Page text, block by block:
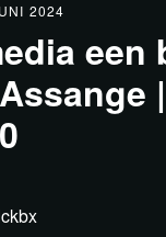
2024
een